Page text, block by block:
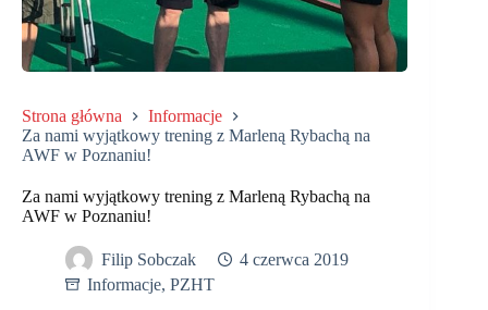
Strona główna
Informacje
Za nami wyjątkowy trening z Marleną Rybachą na
AWF w Poznaniu!
Za nami wyjątkowy trening z Marleną Rybachą na
AWF w Poznaniu!
Filip Sobczak
4 czerwca 2019
Informacje, PZHT